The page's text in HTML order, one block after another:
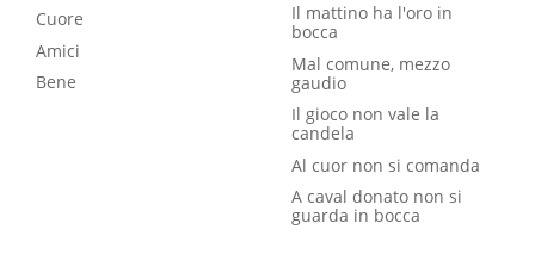
Cuore
Amici
Bene
Il mattino ha l'oro in
bocca
Mal comune, mezzo
gaudio
Il gioco non vale la
candela
Al cuor non si comanda
A caval donato non si
guarda in bocca